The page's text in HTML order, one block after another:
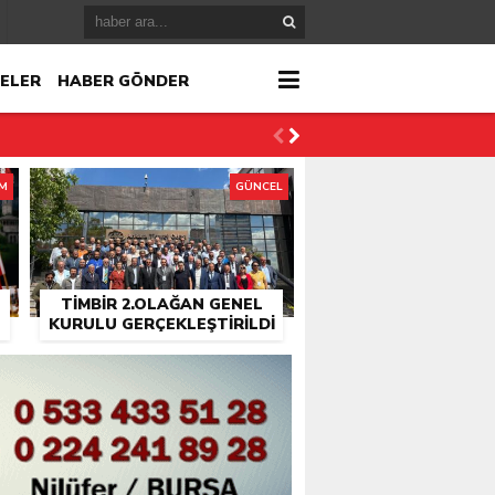
HABER GÖNDER
TİMBİR 2.OLAĞAN GENEL
KURULU GERÇEKLEŞTIRILDI
GÜNCEL